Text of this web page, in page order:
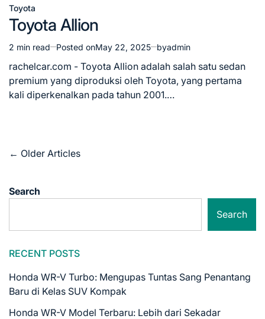
Posted
Toyota
Toyota Allion
Estimated
read
time
2 min read Posted onMay 22, 2025 byadmin
rachelcar.com - Toyota Allion adalah salah satu sedan
premium yang diproduksi oleh Toyota, yang pertama
kali diperkenalkan pada tahun 2001.…
Posts
← Older Articles
Search
Search
RECENT POSTS
Honda WR-V Turbo: Mengupas Tuntas Sang Penantang
Baru di Kelas SUV Kompak
Honda WR-V Model Terbaru: Lebih dari Sekadar